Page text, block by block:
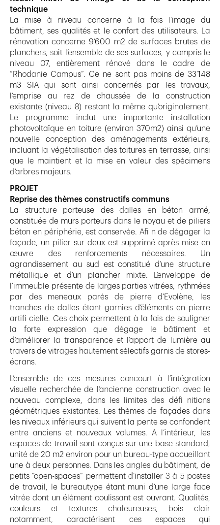
technique
La mise à niveau concerne à la fois l’image du
bâtiment, ses qualités et le confort des utilisateurs. La
rénovation concerne 9’600 m2 de surfaces brutes de
planchers, soit l’ensemble de ses surfaces, y compris le
niveau 07, entièrement rénové dans le cadre de
“Rhodanie Campus”. Ce ne sont pas moins de 33’148
m3 SIA qui sont ainsi concernés par les travaux,
l’emprise au rez de chaussée de la construction
existante (niveau 8) restant la même qu’originalement.
Le programme inclut une importante installation
photovoltaïque en toiture (environ 370m2) ainsi qu’une
nouvelle conception des aménagements extérieurs,
incluant la végétalisation des toitures en terrasse, ainsi
que le maintient et la mise en valeur des spécimens
d’arbres majeurs.
PROJET
Reprise des thèmes constructifs communs
La structure porteuse des dalles en béton armé,
constituée de murs porteurs dans le noyau et de piliers
béton en périphérie, est conservée. Afi n de dégager la
façade, un pilier sur deux est supprimé après mise en
œuvre des renforcements nécessaires. Un
agrandissement au sud est constitué d’une structure
métallique et d’un plancher mixte. L’enveloppe de
l’immeuble présente de larges parties vitrées, rythmées
par des meneaux parés de pierre d’Evolène, les
tranches de dalles étant garnies d’éléments en pierre
artifi cielle. Ces choix permettent à la fois de souligner
la forte expression que dégage le bâtiment et
d’améliorer la transparence et l’apport de lumière au
travers de vitrages hautement sélectifs garnis de stores-
écrans.
L’ensemble de ces mesures concourt à l’intégration
visuelle recherchée de l’ancienne construction avec le
nouveau complexe, dans les limites des défi nitions
géométriques existantes. Les thèmes de façades dans
les niveaux inférieurs qui suivent la pente se confondent
entre anciens et nouveaux volumes. A l’intérieur, les
espaces de travail sont conçus sur une base standard,
unité de 20 m2 environ pour un bureau-type accueillant
une à deux personnes. Dans les angles du bâtiment, de
petits “open-spaces” permettent d’installer 3 à 5 postes
de travail, le bureautype étant muni d’une large face
vitrée dont un élément coulissant est ouvrant. Qualités,
couleurs et textures chaleureuses, bois clair
notamment, caractérisent ces espaces qui